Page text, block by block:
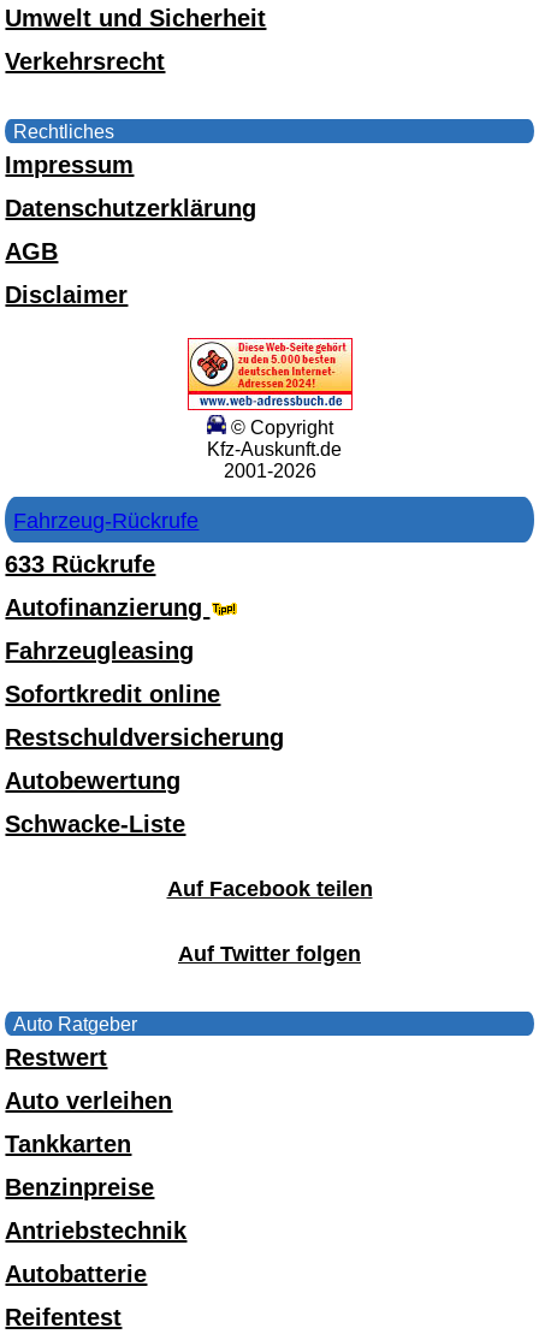
Umwelt und Sicherheit
Verkehrsrecht
Rechtliches
Impressum
Datenschutzerklärung
AGB
Disclaimer
© Copyright
Kfz-Auskunft.de
2001-2026
Fahrzeug-Rückrufe
633 Rückrufe
Autofinanzierung
Fahrzeugleasing
Sofortkredit online
Restschuldversicherung
Autobewertung
Schwacke-Liste
Auf Facebook teilen
Auf Twitter folgen
Auto Ratgeber
Restwert
Auto verleihen
Tankkarten
Benzinpreise
Antriebstechnik
Autobatterie
Reifentest